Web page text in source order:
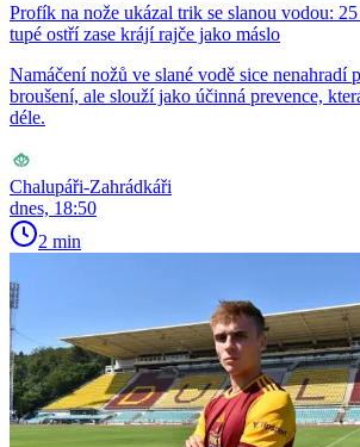
Profík na nože ukázal trik se slanou vodou:
tupé ostří zase krájí rajče jako máslo
Namáčení nožů ve slané vodě sice nenahradí
broušení, ale slouží jako účinná prevence,
déle.
Chalupáři-Zahrádkáři
dnes, 18:50
2 min